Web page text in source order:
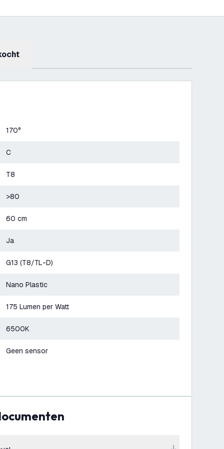
170°
C
T8
>80
60 cm
Ja
G13 (T8/TL-D)
Nano Plastic
175 Lumen per Watt
6500K
Geen sensor